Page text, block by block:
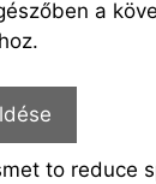
a
to reduce